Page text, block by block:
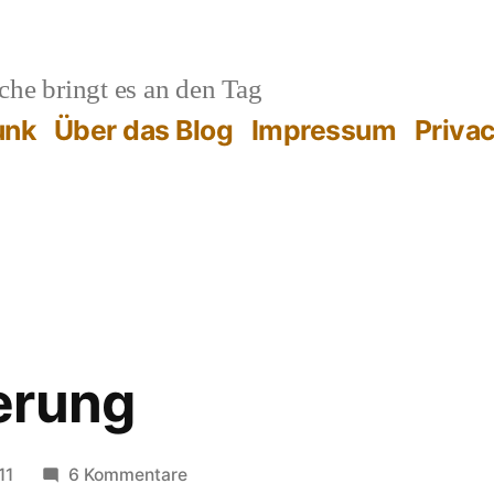
bringt es an den Tag
Über das Blog Impressum
6 Kommentarezu